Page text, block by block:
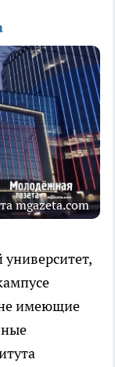
mgazeta.com
имеющие